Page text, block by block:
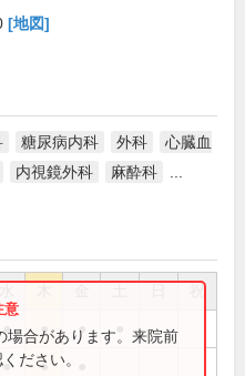
[地図]
糖尿病内科 外科
心臓血
内視鏡外科 麻酔科
祝
● ● ●
● ●
場合があります。来院前
ださい。